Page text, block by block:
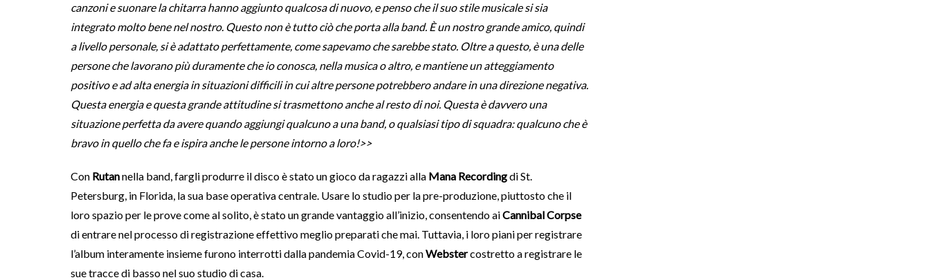
canzoni e suonare la chitarra hanno aggiunto qualcosa di nuovo, e penso che il suo stile musicale si sia
integrato molto bene nel nostro. Questo non è tutto ciò che porta alla band. È un nostro grande amico, quindi
a livello personale, si è adattato perfettamente, come sapevamo che sarebbe stato. Oltre a questo, è una delle
persone che lavorano più duramente che io conosca, nella musica o altro, e mantiene un atteggiamento
positivo e ad alta energia in situazioni difficili in cui altre persone potrebbero andare in una direzione negativa.
Questa energia e questa grande attitudine si trasmettono anche al resto di noi. Questa è davvero una
situazione perfetta da avere quando aggiungi qualcuno a una band, o qualsiasi tipo di squadra: qualcuno che è
bravo in quello che fa e ispira anche le persone intorno a loro!>>
Con Rutannella band, fargli produrre il disco è stato un gioco da ragazzi alla Mana Recordingdi St.
Petersburg, in Florida, la sua base operativa centrale. Usare lo studio per la pre-produzione, piuttosto che il
loro spazio per le prove come al solito, è stato un grande vantaggio all’inizio, consentendo aiCannibal Corpse
di entrare nel processo di registrazione effettivo meglio preparati che mai. Tuttavia, i loro piani per registrare
l’album interamente insieme furono interrotti dalla pandemia Covid-19, conWebstercostretto a registrare le
sue tracce di basso nel suo studio di casa.